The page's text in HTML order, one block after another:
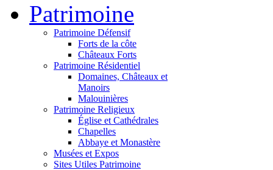
Patrimoine
Patrimoine Défensif
Forts de la côte
Châteaux Forts
Patrimoine Résidentiel
Domaines, Châteaux et
Manoirs
Malouinières
Patrimoine Religieux
Église et Cathédrales
Chapelles
Abbaye et Monastère
Musées et Expos
Sites Utiles Patrimoine